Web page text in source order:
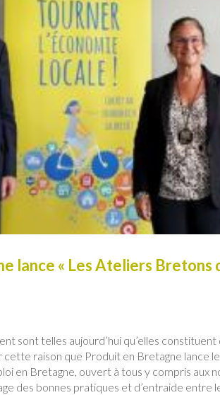
lance « Les Ateliers Bretons
sont telles aujourd’hui qu’elles
cette raison que Produit en Bretagne lance
en Bretagne, ouvert à tous y compris aux
des bonnes pratiques et d’entraide entre